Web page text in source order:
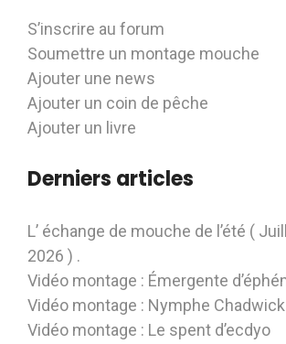
S’inscrire au forum
Soumettre un montage mouche
Ajouter une news
Ajouter un coin de pêche
Ajouter un livre
Derniers articles
L’ échange de mouche de l’été (
2026 ) .
Vidéo montage : Émergente
Vidéo montage : Nymphe
Vidéo montage : Le spent d’ecdyo